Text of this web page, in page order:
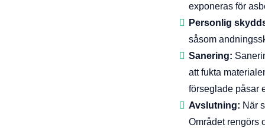
exponeras för
Personlig
såsom
Sanering:
att fukta
förseglade påsar
Avslutning: När
Området rengörs